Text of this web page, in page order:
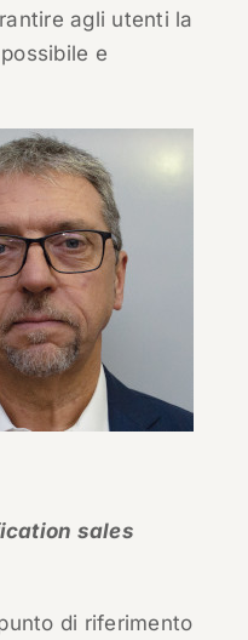
agli utenti la
e
sales
di riferimento